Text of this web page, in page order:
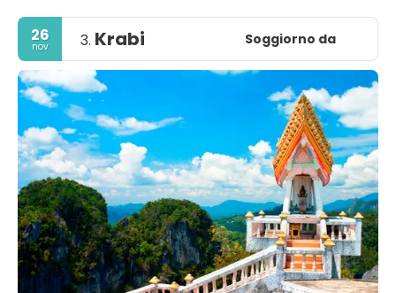
26
nov 3. Krabi Soggiorno da